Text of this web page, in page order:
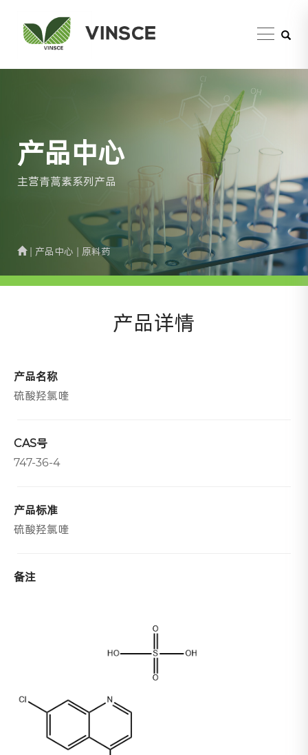
产品中心
主营青蒿素系列产品
| 产品中心 | 原料药
产品详情
产品名称
硫酸羟氯喹
CAS号
747-36-4
产品标准
硫酸羟氯喹
备注